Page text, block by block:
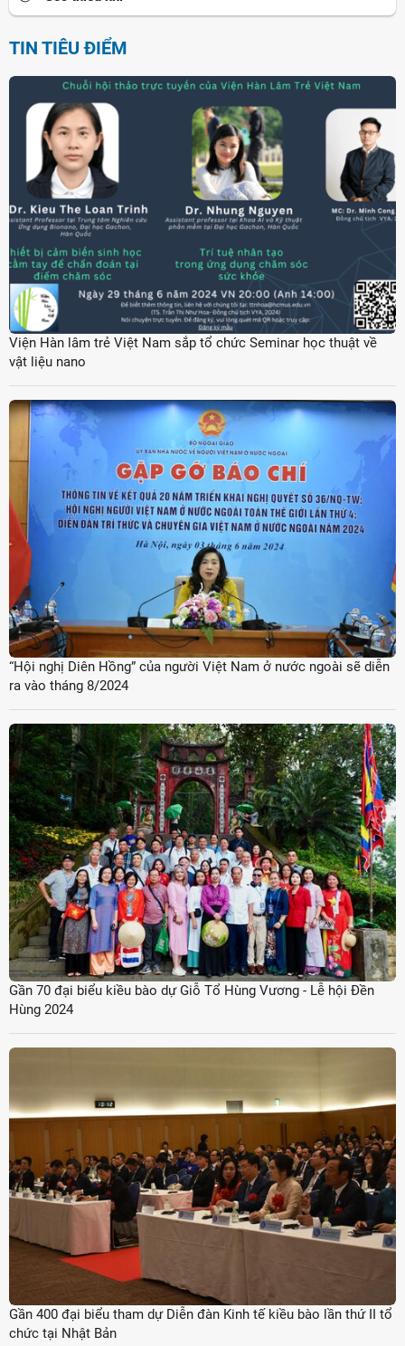
TIN TIÊU ĐIỂM
Viện Hàn lâm trẻ Việt Nam sắp tổ chức Seminar học thuật về
vật liệu nano
“Hội nghị Diên Hồng” của người Việt Nam ở nước ngoài sẽ diễn
ra vào tháng 8/2024
Gần 70 đại biểu kiều bào dự Giỗ Tổ Hùng Vương - Lễ hội Đền
Hùng 2024
Gần 400 đại biểu tham dự Diễn đàn Kinh tế kiều bào lần thứ II tổ
chức tại Nhật Bản